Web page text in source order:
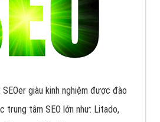
giàu kinh nghiệm được đào
trung tâm SEO lớn như: Litado,